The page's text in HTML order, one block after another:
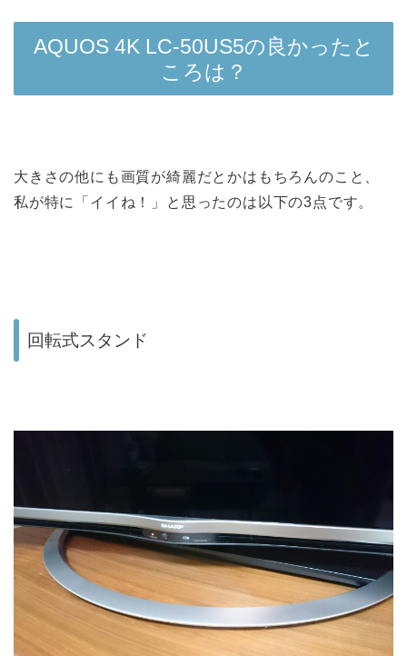
AQUOS 4K LC-50US5の良かったと
ころは？
大きさの他にも画質が綺麗だとかはもちろんのこと、
私が特に「イイね！」と思ったのは以下の3点です。
回転式スタンド